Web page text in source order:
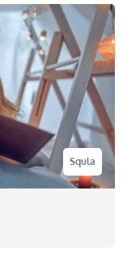
Squla